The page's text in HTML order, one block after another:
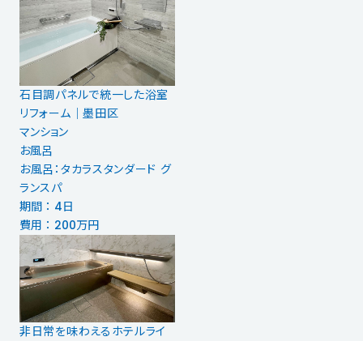
石目調パネルで統一した浴室
リフォーム｜墨田区
マンション
お風呂
お風呂：タカラスタンダード グ
ランスパ
期間 ： 4日
費用 ： 200万円
非日常を味わえるホテルライ